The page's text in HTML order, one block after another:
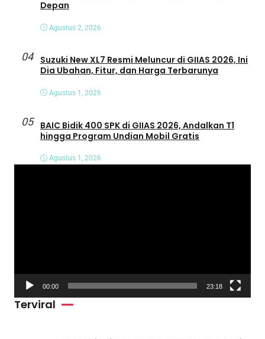
Depan
Agustus 2, 2026
04
Suzuki New XL7 Resmi Meluncur di GIIAS 2026, Ini
Dia Ubahan, Fitur, dan Harga Terbarunya
Agustus 1, 2026
05
BAIC Bidik 400 SPK di GIIAS 2026, Andalkan T1
hingga Program Undian Mobil Gratis
Agustus 1, 2026
d
00:00 23:18
Terviral